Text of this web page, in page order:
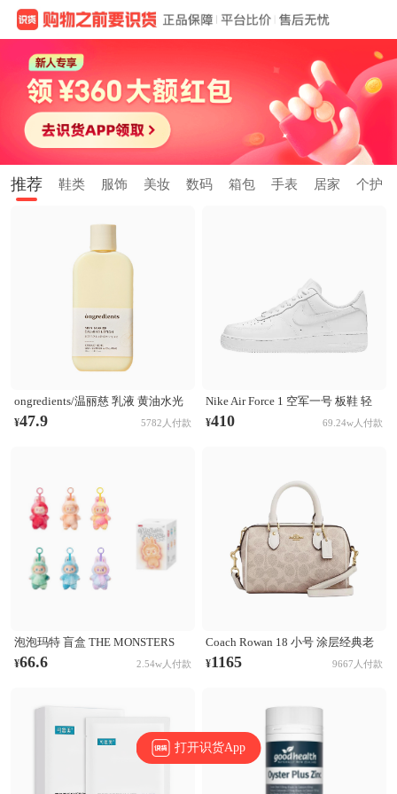
推荐 鞋类 服饰 美妆 数码 箱包 手表 居家 个护
ongredients/温丽慈 乳液 黄油水光
妆前乳液 舒缓肌肤 修护保湿
¥47.9 5782人付款
Nike Air Force 1 空军一号 板鞋 轻
便舒适百搭耐磨防滑复古 White 纯
¥410 69.24w人付款
泡泡玛特 盲盒 THE MONSTERS
LABUBU第三代3.0 前方高能系列
¥66.6 2.54w人付款
Coach Rowan 18 小号 涂层经典老
花印花拉链开合PVC拼皮单肩斜挎
¥1165 9667人付款
打开识货App